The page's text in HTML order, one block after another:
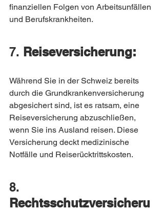
finanziellen Folgen von Arbeitsunfällen
und Berufskrankheiten.
7. Reiseversicherung:
Während Sie in der Schweiz bereits
durch die Grundkrankenversicherung
abgesichert sind, ist es ratsam, eine
Reiseversicherung abzuschließen,
wenn Sie ins Ausland reisen. Diese
Versicherung deckt medizinische
Notfälle und Reiserücktrittskosten.
8.
Rechtsschutzversicheru